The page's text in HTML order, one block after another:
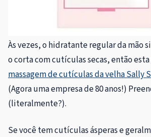
Às vezes, o hidratante regular da mão
o corta com cutículas secas, então esta
massagem de cutículas da velha Sally
(Agora uma empresa de 80 anos!)
(literalmente?).
Se você tem cutículas ásperas e